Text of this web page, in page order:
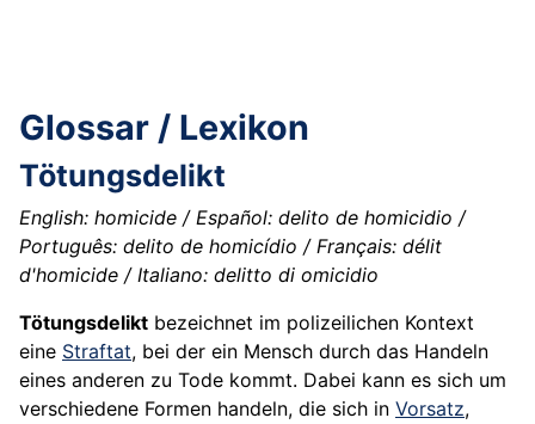
Glossar / Lexikon
Tötungsdelikt
English: homicide / Español: delito de homicidio /
Português: delito de homicídio / Français: délit
d'homicide / Italiano: delitto di omicidio
Tötungsdelikt bezeichnet im polizeilichen Kontext
eine Straftat, bei der ein Mensch durch das Handeln
eines anderen zu Tode kommt. Dabei kann es sich um
verschiedene Formen handeln, die sich in Vorsatz,